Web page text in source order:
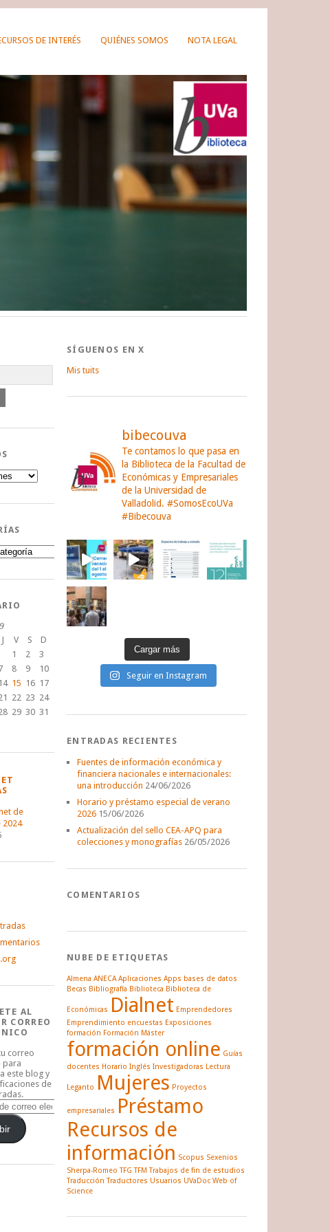
DE INTERÉS QUIÉNES SOMOS NOTA LEGAL
J V S
D
1
2
3
8 9
10
14 15 16 17
22 23 24
29 30 31
de
2024
AL
CORREO
correo
para
este blog y
de
SÍGUENOS EN X
Mis tuits
bibecouva
Te contamos lo que pasa en
la Biblioteca de la Facultad de
Económicas y Empresariales
de la Universidad de
Valladolid. #SomosEcoUVa
#Bibecouva
Cargar más
Seguir en Instagram
ENTRADAS RECIENTES
Fuentes de información económica y
financiera nacionales e internacionales:
una introducción 24/06/2026
Horario y préstamo especial de verano
2026 15/06/2026
Actualización del sello CEA-APQ para
colecciones y monografías 26/05/2026
COMENTARIOS
NUBE DE ETIQUETAS
Almena ANECA Aplicaciones Apps bases de datos
Becas Bibliografía Biblioteca Biblioteca de
Económicas Dialnet Emprendedores
Emprendimiento encuestas Exposiciones
formación Formación Máster
formación online Guías
docentes Horario Inglés Investigadoras Lectura
Leganto Mujeres Proyectos
empresariales Préstamo
Recursos de
información Scopus Sexenios
Sherpa-Romeo TFG TFM Trabajos de fin de estudios
Traducción Traductores Usuarios UVaDoc Web of
Science